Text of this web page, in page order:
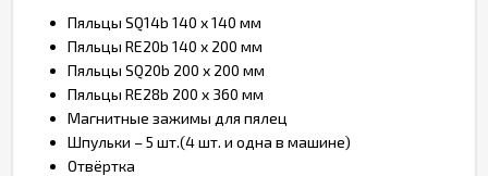
Пяльцы SQ14b 140 x 140 мм
Пяльцы RE20b 140 x 200 мм
Пяльцы SQ20b 200 x 200 мм
Пяльцы RE28b 200 x 360 мм
Магнитные зажимы для пялец
Шпульки – 5 шт.(4 шт. и одна в машине)
Отвёртка